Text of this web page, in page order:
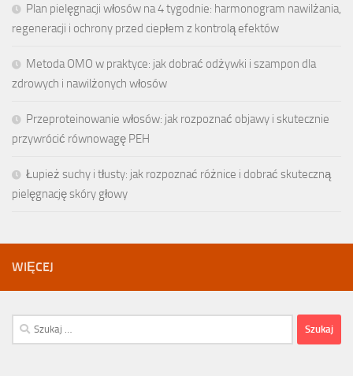
Plan pielęgnacji włosów na 4 tygodnie: harmonogram nawilżania,
regeneracji i ochrony przed ciepłem z kontrolą efektów
Metoda OMO w praktyce: jak dobrać odżywki i szampon dla
zdrowych i nawilżonych włosów
Przeproteinowanie włosów: jak rozpoznać objawy i skutecznie
przywrócić równowagę PEH
Łupież suchy i tłusty: jak rozpoznać różnice i dobrać skuteczną
pielęgnację skóry głowy
WIĘCEJ
Szukaj: